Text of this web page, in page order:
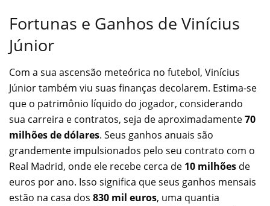
Fortunas e Ganhos de Vinícius
Júnior
Com a sua ascensão meteórica no futebol, Vinícius
Júnior também viu suas finanças decolarem. Estima-se
que o patrimônio líquido do jogador, considerando
sua carreira e contratos, seja de aproximadamente70
milhões de dólares. Seus ganhos anuais são
grandemente impulsionados pelo seu contrato com o
Real Madrid, onde ele recebe cerca de 10 milhões de
euros por ano. Isso significa que seus ganhos mensais
estão na casa dos 830 mil euros, uma quantia